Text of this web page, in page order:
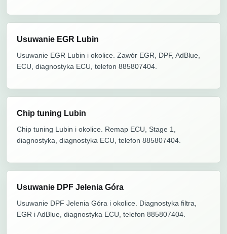
Usuwanie EGR Lubin
Usuwanie EGR Lubin i okolice. Zawór EGR, DPF, AdBlue,
ECU, diagnostyka ECU, telefon 885807404.
Chip tuning Lubin
Chip tuning Lubin i okolice. Remap ECU, Stage 1,
diagnostyka, diagnostyka ECU, telefon 885807404.
Usuwanie DPF Jelenia Góra
Usuwanie DPF Jelenia Góra i okolice. Diagnostyka filtra,
EGR i AdBlue, diagnostyka ECU, telefon 885807404.